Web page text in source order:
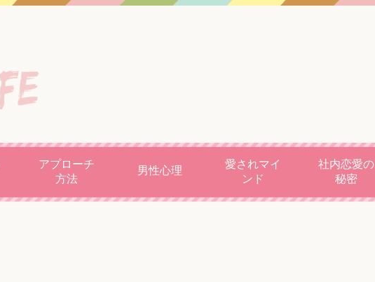
アプローチ
方法
男性心理
愛されマイ
ンド
社内恋愛の
秘密